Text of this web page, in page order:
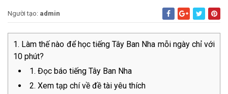
Người tạo: admin
Làm thế nào để học tiếng Tây Ban Nha mỗi ngày chỉ với
10 phút?
1. Đọc báo tiếng Tây Ban Nha
2. Xem tạp chí về đề tài yêu thích